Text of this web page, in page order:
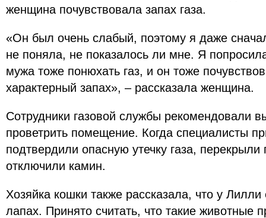
женщина почувствовала запах газа.
«Он был очень слабый, поэтому я даже
не поняла, не показалось ли мне. Я
мужа тоже понюхать газ, и он тоже
характерный запах», – рассказала женщина.
Сотрудники газовой службы рекомендовали
проветрить помещение. Когда специалисты
подтвердили опасную утечку газа, перекрыли
отключили камин.
Хозяйка кошки также рассказала, что у
лапах. Принято считать, что такие животные